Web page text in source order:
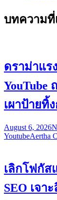
บทความที่
ดราม่าแร
YouTube
เผาป้ายทิ้
August 6, 2026
YoutubeAertha
เลิกโฟกัส
SEO เจา